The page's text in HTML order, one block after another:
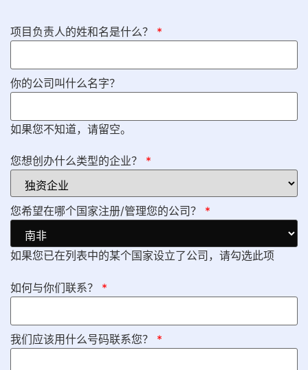
项目负责人的姓和名是什么？ *
你的公司叫什么名字？
如果您不知道，请留空。
您想创办什么类型的企业？ *
您希望在哪个国家注册/管理您的公司？ *
如果您已在列表中的某个国家设立了公司，请勾选此项
如何与你们联系？ *
我们应该用什么号码联系您？ *